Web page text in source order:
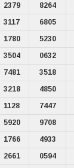
2379 8264
3117 6805
1780 5230
3504 0632
7481 3518
3218 4850
1128 7447
5920 9708
1766 4933
2661 0594